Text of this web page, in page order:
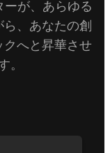
が、あらゆる
、あなたの創
へと昇華させ
。